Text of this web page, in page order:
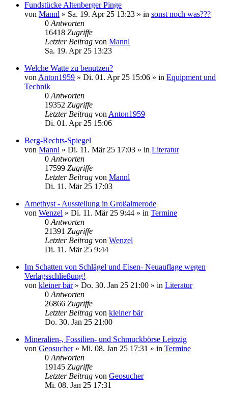
Fundstücke Altenberger Pinge
von Mannl » Sa. 19. Apr 25 13:23 » in sonst noch was???
0 Antworten
16418 Zugriffe
Letzter Beitrag von Mannl
Sa. 19. Apr 25 13:23
Welche Watte zu benutzen?
von Anton1959 » Di. 01. Apr 25 15:06 » in Equipment und
Technik
0 Antworten
19352 Zugriffe
Letzter Beitrag von Anton1959
Di. 01. Apr 25 15:06
Berg-Rechts-Spiegel
von Mannl » Di. 11. Mär 25 17:03 » in Literatur
0 Antworten
17599 Zugriffe
Letzter Beitrag von Mannl
Di. 11. Mär 25 17:03
Amethyst - Ausstellung in Großalmerode
von Wenzel » Di. 11. Mär 25 9:44 » in Termine
0 Antworten
21391 Zugriffe
Letzter Beitrag von Wenzel
Di. 11. Mär 25 9:44
Im Schatten von Schlägel und Eisen- Neuauflage wegen
Verlagsschließung!
von kleiner bär» Do. 30. Jan 25 21:00 » in Literatur
0 Antworten
26866 Zugriffe
Letzter Beitrag von kleiner bär
Do. 30. Jan 25 21:00
Mineralien-, Fossilien- und Schmuckbörse Leipzig
von Geosucher» Mi. 08. Jan 25 17:31 » in Termine
0 Antworten
19145 Zugriffe
Letzter Beitrag von Geosucher
Mi. 08. Jan 25 17:31